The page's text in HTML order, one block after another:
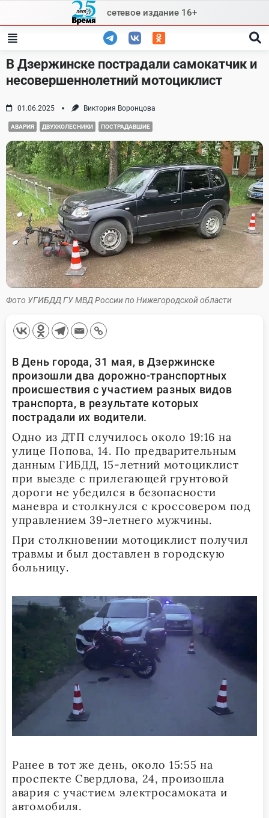
content
сетевое издание 16+
В Дзержинске пострадали самокатчик и
несовершеннолетний мотоциклист
01.06.2025 Виктория Воронцова
АВАРИЯ ДВУХКОЛЕСНИКИ ПОСТРАДАВШИЕ
Фото УГИБДД ГУ МВД России по Нижегородской области
В День города, 31 мая, в Дзержинске
произошли два дорожно-транспортных
происшествия с участием разных видов
транспорта, в результате которых
пострадали их водители.
Одно из ДТП случилось около 19:16 на
улице Попова, 14. По предварительным
данным ГИБДД, 15-летний мотоциклист
при выезде с прилегающей грунтовой
дороги не убедился в безопасности
маневра и столкнулся с кроссовером под
управлением 39-летнего мужчины.
При столкновении мотоциклист получил
травмы и был доставлен в городскую
больницу.
Ранее в тот же день, около 15:55 на
проспекте Свердлова, 24, произошла
авария с участием электросамоката и
автомобиля.